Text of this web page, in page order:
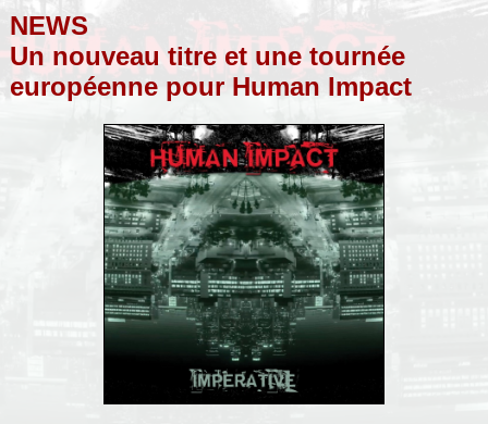
NEWS
Un nouveau titre et une tournée
européenne pour Human Impact